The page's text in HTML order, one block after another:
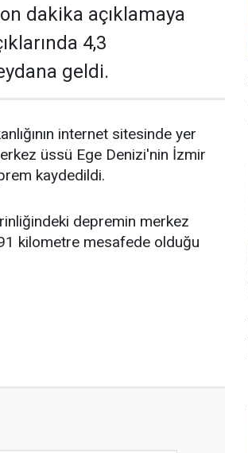
dakika açıklamaya
4,3
geldi.
internet sitesinde yer
üssü Ege Denizi'nin İzmir
kaydedildi.
depremin merkez
kilometre mesafede olduğu